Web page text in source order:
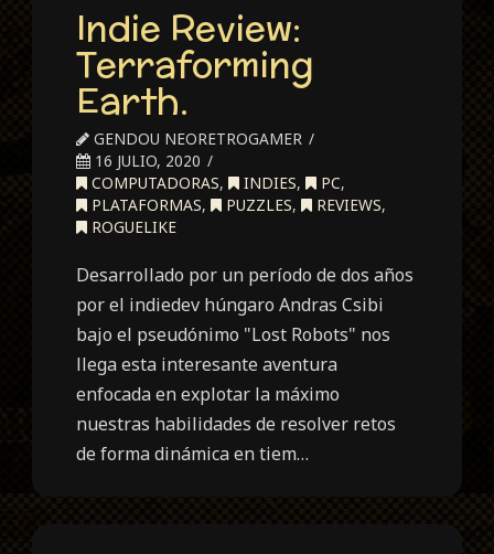
Indie Review:
Terraforming
Earth.
GENDOU NEORETROGAMER
16 JULIO, 2020
COMPUTADORAS, INDIES, PC,
PLATAFORMAS, PUZZLES, REVIEWS,
ROGUELIKE
Desarrollado por un período de dos años
por el indiedev húngaro Andras Csibi
bajo el pseudónimo "Lost Robots" nos
llega esta interesante aventura
enfocada en explotar la máximo
nuestras habilidades de resolver retos
de forma dinámica en tiem…